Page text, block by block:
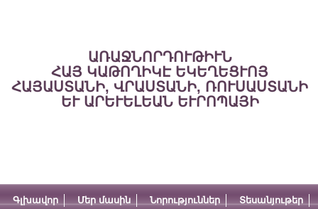
ԱՌԱՋՆՈՐԴՈՒԹԻՒՆ
ՀԱՅ ԿԱԹՈՂԻԿԷ ԵԿԵՂԵՑՒՈՅ
ՀԱՅԱՍՏԱՆԻ, ՎՐԱՍՏԱՆԻ, ՌՈՒՍԱՍՏԱՆԻ
ԵՒ ԱՐԵՒԵԼԵԱՆ ԵՒՐՈՊԱՅԻ
Գլխավոր Մեր մասին Նորություններ Տեսանյութեր